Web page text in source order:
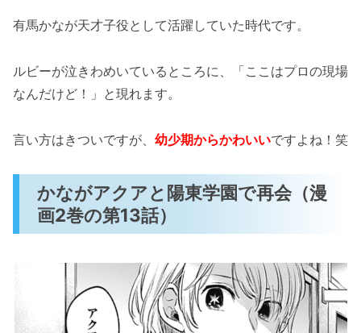
有馬かなが天才子役として活躍していた時代です。
ルビーが泣きわめいているところに、「ここはプロの現場
なんだけど！」と現れます。
言い方はきついですが、 幼少期からかわいいですよね！笑
かながアクアと陽東学園で再会（漫
画2巻の第13話）